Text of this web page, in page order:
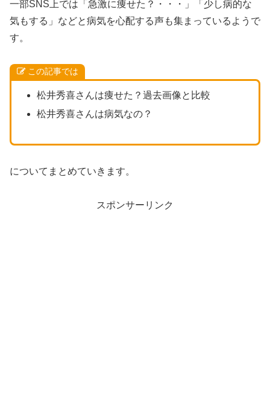
一部SNS上では「急激に痩せた？・・・」「少し病的な
気もする」などと病気を心配する声も集まっているようで
す。
この記事では
松井秀喜さんは痩せた？過去画像と比較
松井秀喜さんは病気なの？
についてまとめていきます。
スポンサーリンク